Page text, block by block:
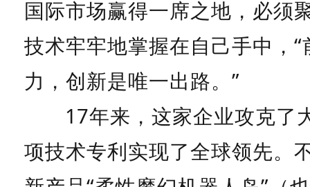
国际市场赢得一席之地，必须
技术牢牢地掌握在自己手中，
力，创新是唯一出路。”
17年来，这家企业攻克了
项技术专利实现了全球领先。